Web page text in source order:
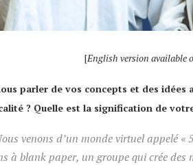
[English version available
parler de vos concepts et des
? Quelle est la signification de
venons d’un monde virtuel appelé «
à blank paper, un groupe qui crée des